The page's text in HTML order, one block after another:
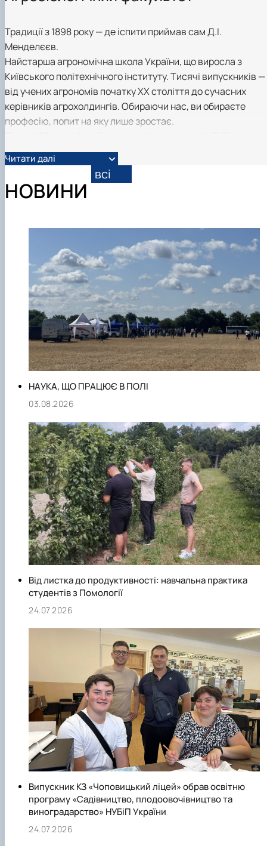
Кафедра рослинництва
Кафедра технології зберігання, переробки та
стандартизації продукції рослинницт…
Вчена рада агробіологічного факультету
Колегіальні органи
Рада роботодавців агробіологічного
факультету
Рада аспірантів агробіологічного
факультету
Рада молодих вчених НДІ рослинництва та
ґрунтознавства агробіологічного факульт…
Традиції з 1898 року — де іспити приймав сам Д.І.
Менделєєв.
Найстарша агрономічна школа України, що виросла з
Київського політехнічного інституту. Тисячі випускників —
від учених агрономів початку XX століття до сучасних
керівників агрохолдингів. Обираючи нас, ви обираєте
професію, попит на яку лише зростає.
залишається еталоном агрономічної освіти: наука
світового рівня, практика на власних дослідних полях і
випускники, яких агробізнес запрошує ще до отримання
диплома.
Читати далі
НОВИНИ
всі
НАУКА, ЩО ПРАЦЮЄ В ПОЛІ
03.08.2026
Від листка до продуктивності: навчальна практика
студентів з Помології
24.07.2026
Випускник КЗ «Чоповицький ліцей» обрав освітню
програму «Садівництво, плодоовочівництво та
виноградарство» НУБіП України
24.07.2026